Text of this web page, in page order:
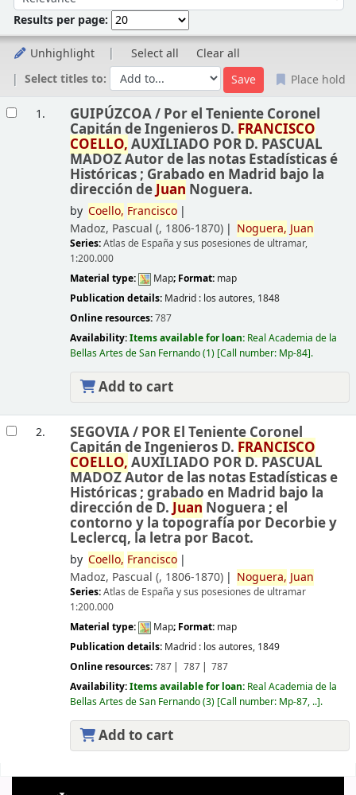
Results per page:
Unhighlight Select all
Clear all
Select titles to:
Place hold
1. GUIPÚZCOA / Por el Teniente Coronel
Capitán de Ingenieros D. FRANCISCO
COELLO, AUXILIADO POR D. PASCUAL
MADOZ Autor de las notas Estadísticas é
Históricas ; Grabado en Madrid bajo la
dirección deJuan Noguera.
by Coello, Francisco
Madoz, Pascual (, 1806-1870) Noguera, Juan
Series:Atlas de España y sus posesiones de ultramar,
1:200.000
Material type:
Map; Format: map
Publication details: Madrid : los autores, 1848
Online resources:787
Availability:Items available for loan: Real Academia de la
Bellas Artes de San Fernando(1) Call number: Mp-84 .
Add to cart
2. SEGOVIA / POR El Teniente Coronel
Capitán de Ingenieros D. FRANCISCO
COELLO, AUXILIADO POR D. PASCUAL
MADOZ Autor de las notas Estadísticas e
Históricas ; grabado en Madrid bajo la
dirección de D. Juan Noguera ; el
contorno y la topografía por Decorbie y
Leclercq, la letra por Bacot.
by Coello, Francisco
Madoz, Pascual (, 1806-1870) Noguera, Juan
Series:Atlas de España y sus posesiones de ultramar
1:200.000
Material type:
Map; Format: map
Publication details: Madrid : los autores, 1849
Online resources:787 787
787
Availability:Items available for loan: Real Academia de la
Bellas Artes de San Fernando(3) Call number: Mp-87, .. .
Add to cart